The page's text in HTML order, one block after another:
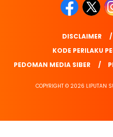
DISCLAIMER
KODE PERILAKU
PEDOMAN MEDIA SIBER
COPYRIGHT © 2026 LIPUTAN